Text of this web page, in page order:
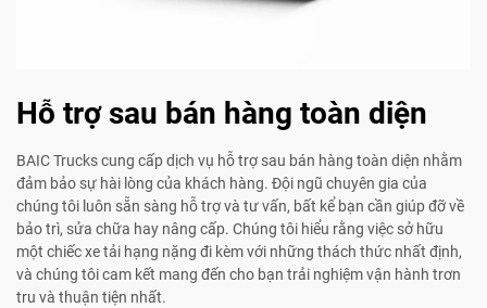
Hỗ trợ sau bán hàng toàn diện
BAIC Trucks cung cấp dịch vụ hỗ trợ sau bán hàng toàn diện nhằm
đảm bảo sự hài lòng của khách hàng. Đội ngũ chuyên gia của
chúng tôi luôn sẵn sàng hỗ trợ và tư vấn, bất kể bạn cần giúp đỡ về
bảo trì, sửa chữa hay nâng cấp. Chúng tôi hiểu rằng việc sở hữu
một chiếc xe tải hạng nặng đi kèm với những thách thức nhất định,
và chúng tôi cam kết mang đến cho bạn trải nghiệm vận hành trơn
tru và thuận tiện nhất.